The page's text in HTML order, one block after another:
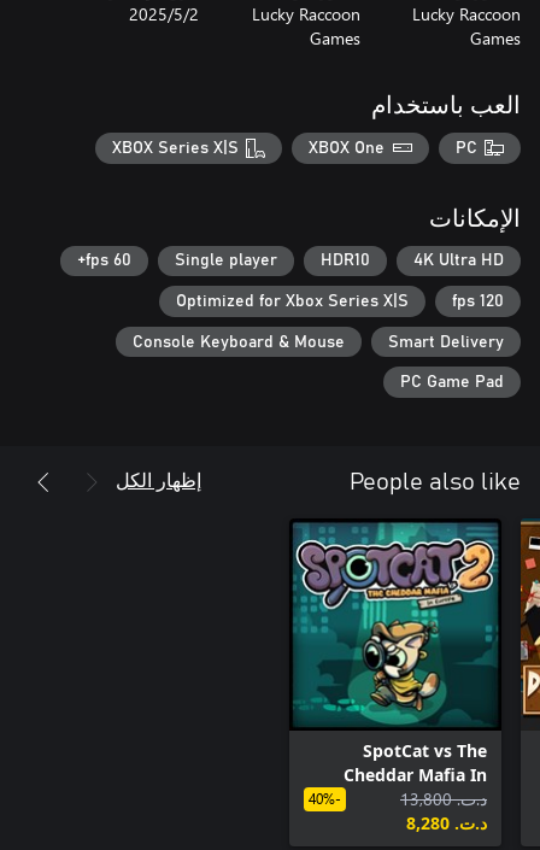
Lucky Raccoon
Games
Lucky Raccoon
Games
2‏/5‏/2025
العب باستخدام
PC
XBOX One
XBOX Series X|S
الإمكانات
4K Ultra HD
HDR10
Single player
60 fps+
120 fps
Optimized for Xbox Series X|S
Smart Delivery
Console Keyboard & Mouse
PC Game Pad
People also like إظهار الكل
SpotCat vs The
Cheddar Mafia In
Europe
د.ت.‏ 13,800
د.ت.‏ 8,280
-40%